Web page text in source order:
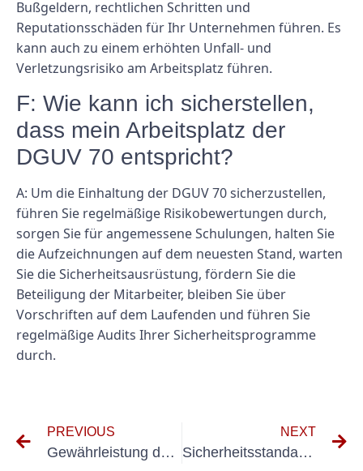
Bußgeldern, rechtlichen Schritten und
Reputationsschäden für Ihr Unternehmen führen. Es
kann auch zu einem erhöhten Unfall- und
Verletzungsrisiko am Arbeitsplatz führen.
F: Wie kann ich sicherstellen,
dass mein Arbeitsplatz der
DGUV 70 entspricht?
A: Um die Einhaltung der DGUV 70 sicherzustellen,
führen Sie regelmäßige Risikobewertungen durch,
sorgen Sie für angemessene Schulungen, halten Sie
die Aufzeichnungen auf dem neuesten Stand, warten
Sie die Sicherheitsausrüstung, fördern Sie die
Beteiligung der Mitarbeiter, bleiben Sie über
Vorschriften auf dem Laufenden und führen Sie
regelmäßige Audits Ihrer Sicherheitsprogramme
durch.
PREVIOUS
Gewährleistung der elektrischen Sicherheit durch Prüfung nach VDE 0105 Teil 100
NEXT
Sicherheitsstandards erfüllen: Ein genauerer Blick auf DGUV Vorschrift 3 und DIN VDE 0100 Teil 600